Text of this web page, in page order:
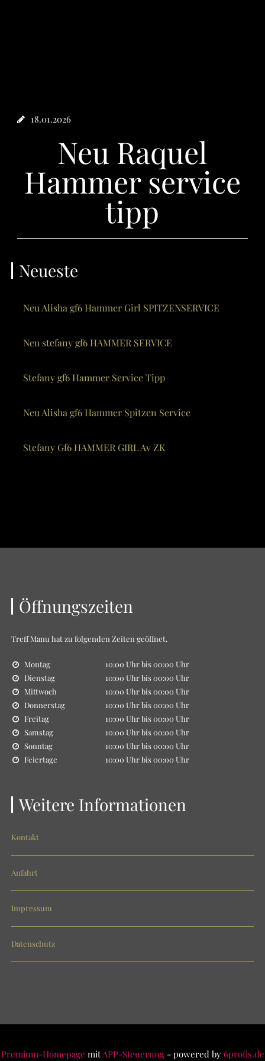
18.01.2026
Neu Raquel
Hammer service
tipp
Neueste
Neu Alisha gf6 Hammer Girl SPITZENSERVICE
Neu stefany gf6 HAMMER SERVICE
Stefany gf6 Hammer Service Tipp
Neu Alisha gf6 Hammer Spitzen Service
Stefany Gf6 HAMMER GIRL Av ZK
Öffnungszeiten
Treff Manu hat zu folgenden Zeiten geöffnet.
Montag
10:00 Uhr bis 00:00 Uhr
Dienstag
10:00 Uhr bis 00:00 Uhr
Mittwoch
10:00 Uhr bis 00:00 Uhr
Donnerstag
10:00 Uhr bis 00:00 Uhr
Freitag
10:00 Uhr bis 00:00 Uhr
Samstag
10:00 Uhr bis 00:00 Uhr
Sonntag
10:00 Uhr bis 00:00 Uhr
Feiertage
10:00 Uhr bis 00:00 Uhr
Weitere Informationen
Kontakt
Anfahrt
Impressum
Datenschutz
Premium-Homepage mitAPP-Steuerung- powered by 6profis.de